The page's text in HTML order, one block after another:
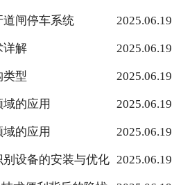
工程案例 2025.06.19
闸停车系统
2025.06.19
详解
2025.06.19
类型
2025.06.19
的应用
2025.06.19
的应用
2025.06.19
设备的安装与优化